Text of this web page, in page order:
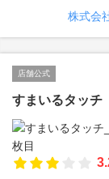
株式会
店舗公式
すまいるタッチ